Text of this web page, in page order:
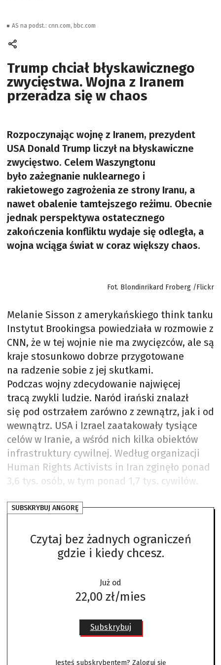
Trump chciał błyskawicznego
zwycięstwa. Wojna z Iranem
przeradza się w chaos
Rozpoczynając wojnę z Iranem, prezydent
USA Donald Trump liczył na błyskawiczne
zwycięstwo. Celem Waszyngtonu
było zażegnanie nuklearnego i
rakietowego zagrożenia ze strony Iranu, a
nawet obalenie tamtejszego reżimu. Obecnie
jednak perspektywa ostatecznego
zakończenia konfliktu wydaje się odległa, a
wojna wciąga świat w coraz większy chaos.
Fot. Blondinrikard Froberg /Flickr
Melanie Sisson z amerykańskiego think tanku
Instytut Brookingsa powiedziała w rozmowie z
CNN, że w tej wojnie nie ma zwycięzców, ale są
kraje stosunkowo dobrze przygotowane
na radzenie sobie z jej skutkami.
Podczas wojny zdecydowanie najwięcej
tracą zwykli ludzie. Naród irański znalazł
się pod ostrzałem zarówno z zewnątrz, jak i od
wewnątrz. USA i Izrael zaatakowały tysiące
celów w Iranie, a wśród nich kilka obiektów
infrastruktury cywilnej. Według organizacji
Human Rights Activists in Iran zginęło ponad
3,6 tys. osób, w tym ponad 1,7 tys. cywilów.
SUBSKRYBUJ ANGORĘ
Czytaj bez żadnych ograniczeń
gdzie i kiedy chcesz.
Już od
22,00 zł/mies
Subskrybuj
Jesteś subskrybentem? Zaloguj się
AS na podst.: cnn.com, bbc.com